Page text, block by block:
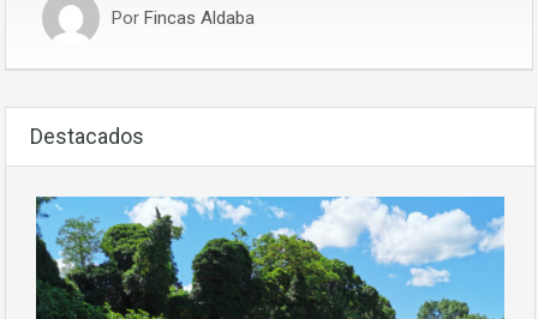
Por Fincas Aldaba
Destacados